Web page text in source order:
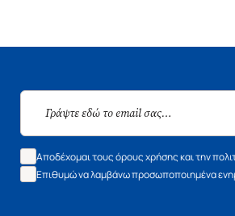
Αποδέχομαι τους όρους χρήσης και την
Επιθυμώ να λαμβάνω προσωποποιημένα